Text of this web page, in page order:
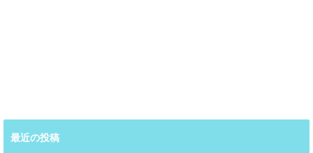
最近の投稿